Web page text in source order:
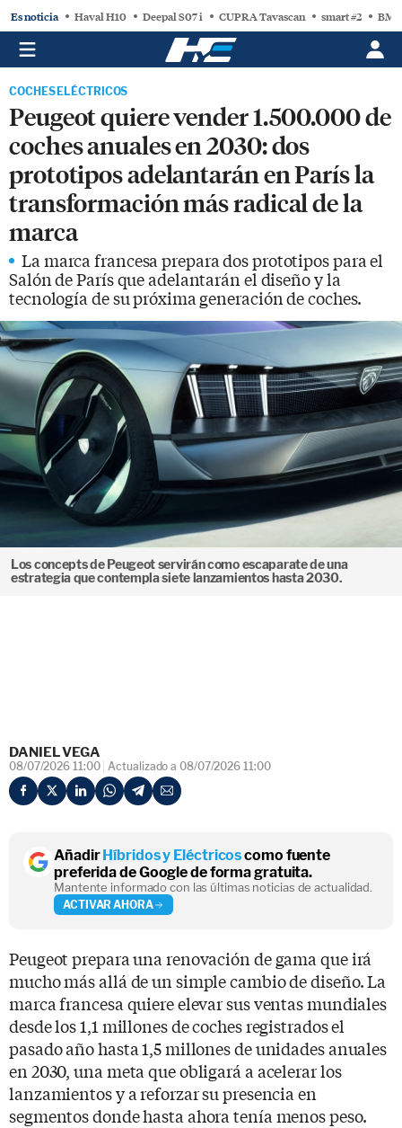
Es noticia Haval H10 Deepal S07 i CUPRA Tavascan smart #2
COCHES ELÉCTRICOS
Peugeot quiere vender 1.500.000 de
coches anuales en 2030: dos
prototipos adelantarán en París la
transformación más radical de la
marca
La marca francesa prepara dos prototipos para el
Salón de París que adelantarán el diseño y la
tecnología de su próxima generación de coches.
Los concepts de Peugeot servirán como escaparate de una
estrategia que contempla siete lanzamientos hasta 2030.
DANIEL VEGA
08/07/2026 11:00 Actualizado a 08/07/2026 11:00
AñadirHíbridos y Eléctricoscomo fuente
preferida de Google de forma gratuita.
Mantente informado con las últimas noticias de actualidad.
ACTIVAR AHORA
Peugeot prepara una renovación de gama que irá
mucho más allá de un simple cambio de diseño. La
marca francesa quiere elevar sus ventas mundiales
desde los 1,1 millones de coches registrados el
pasado año hasta 1,5 millones de unidades anuales
en 2030, una meta que obligará a acelerar los
lanzamientos y a reforzar su presencia en
segmentos donde hasta ahora tenía menos peso.